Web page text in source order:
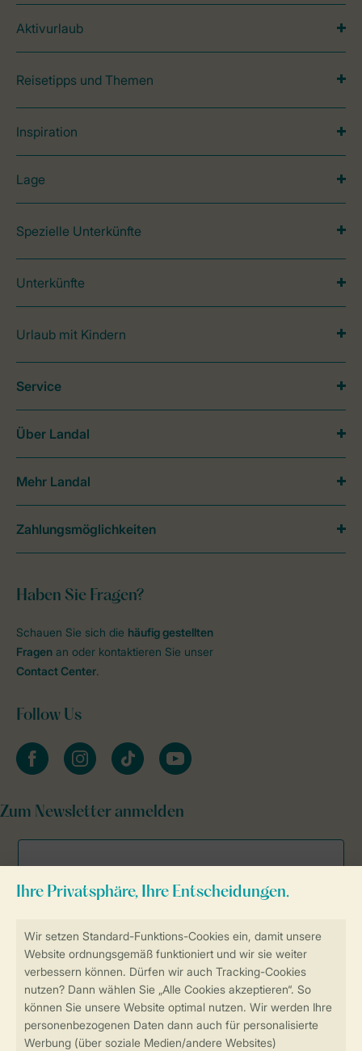
Sicher und schnell zur Online-Buchung
Sichere Datenübertragung
Sicheres Bezahlen
Aktivurlaub
Reisetipps und Themen
Inspiration
Lage
Spezielle Unterkünfte
Unterkünfte
Urlaub mit Kindern
Haben Sie Fragen?
Schauen Sie sich die häufig gestellten
Fragen an oder kontaktieren Sie unser
Contact Center.
Follow Us
facebookinstagramtiktok youtube
Zum Newsletter anmelden
Service
Über Landal
Mehr Landal
Zahlungsmöglichkeiten